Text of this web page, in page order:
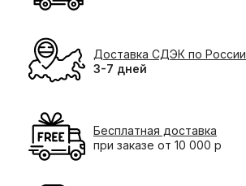
Доставка СДЭК по России
3-7 дней
Бесплатная доставка
при заказе от 10 000 р